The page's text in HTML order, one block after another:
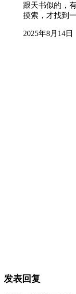
跟天书似的，
摸索，才找到
2025年8月14日
发表回复